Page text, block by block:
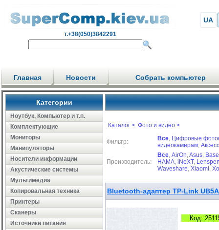
т.+38(050)3842291
UA
Главная Новости Собрать компьютер
Категории
Ноутбук, Компьютер и т.п.
Комплектующие
Мониторы
Манипуляторы
Носители информации
Акустические системы
Мультимедиа
Копировальная техника
Принтеры
Сканеры
Источники питания
Каталог > Фото и видео >
Фильтр: Все, Цифровые
видеокамерам,
Производитель:
Все, AirOn,Asus,
HAMA, iNeXT,
Waveshare, Xiaomi,
Bluetooth-адаптер TP-Link UB5A
Код: